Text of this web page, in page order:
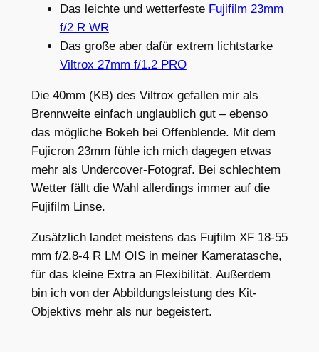
Das leichte und wetterfeste Fujifilm 23mm
f/2 R WR
Das große aber dafür extrem lichtstarke
Viltrox 27mm f/1.2 PRO
Die 40mm (KB) des Viltrox gefallen mir als
Brennweite einfach unglaublich gut – ebenso
das mögliche Bokeh bei Offenblende. Mit dem
Fujicron 23mm fühle ich mich dagegen etwas
mehr als Undercover-Fotograf. Bei schlechtem
Wetter fällt die Wahl allerdings immer auf die
Fujifilm Linse.
Zusätzlich landet meistens das Fujfilm XF 18-55
mm f/2.8-4 R LM OIS in meiner Kameratasche,
für das kleine Extra an Flexibilität. Außerdem
bin ich von der Abbildungsleistung des Kit-
Objektivs mehr als nur begeistert.